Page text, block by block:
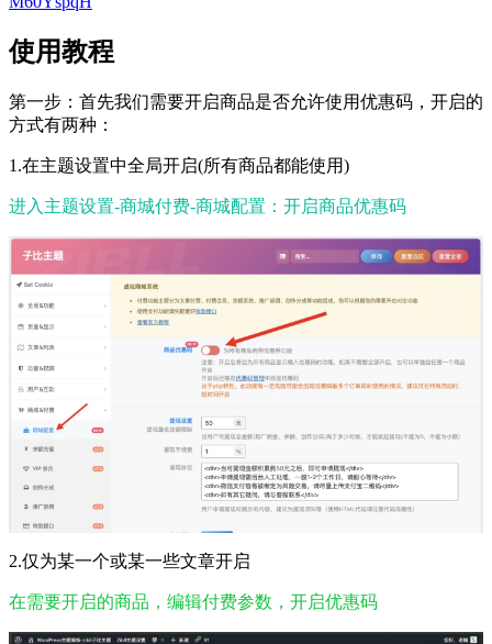
使用教程
第一步：首先我们需要开启商品是否允许使用优惠码，开启的
方式有两种：
1.在主题设置中全局开启(所有商品都能使用)
进入主题设置-商城付费-商城配置：开启商品优惠码
2.仅为某一个或某一些文章开启
在需要开启的商品，编辑付费参数，开启优惠码